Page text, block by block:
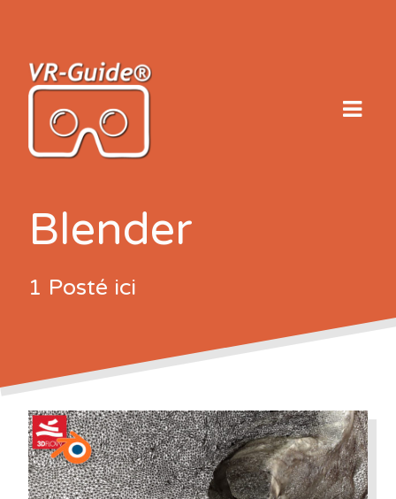
content
Blender
1 Posté ici